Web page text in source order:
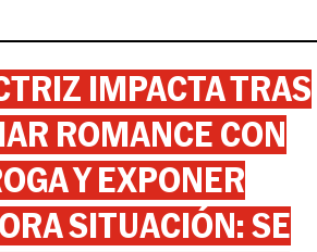
IMPACTA TRAS
ROMANCE CON
Y EXPONER
SITUACIÓN: SE